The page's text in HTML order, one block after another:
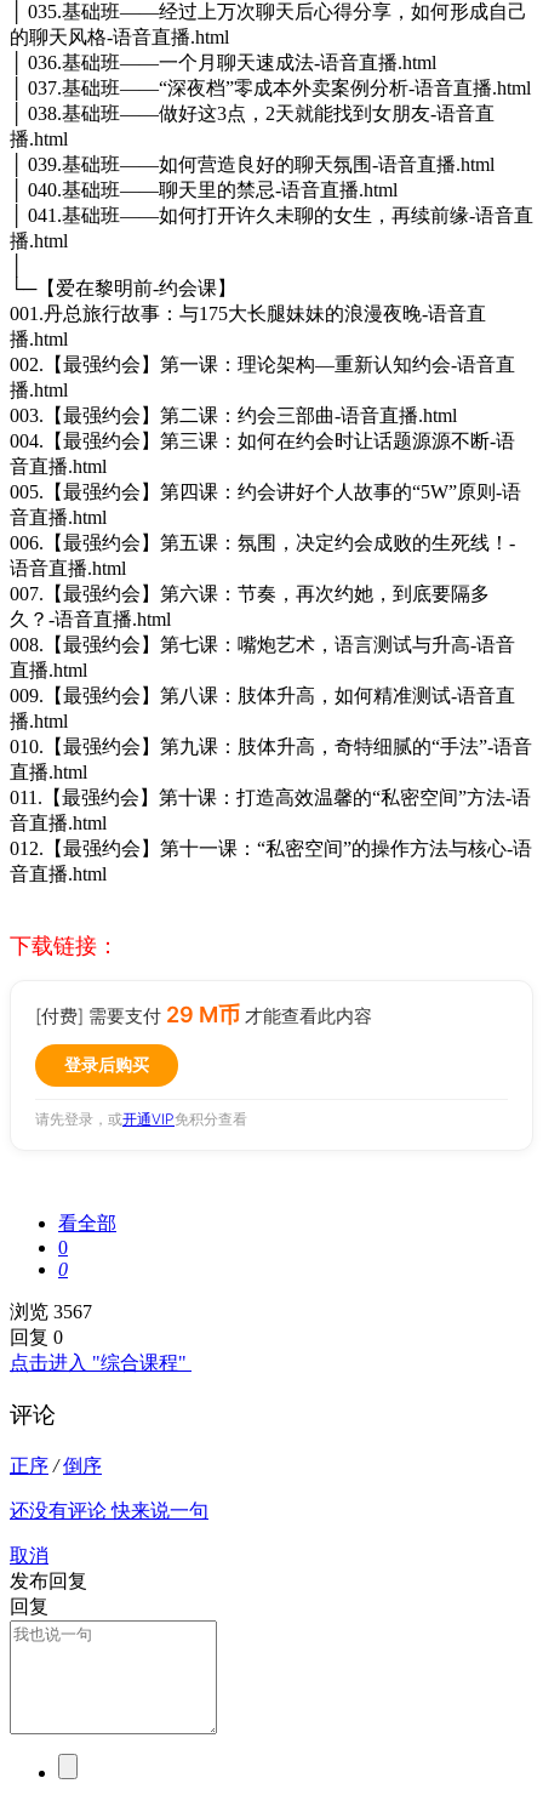
│ 035.基础班——经过上万次聊天后心得分享，如何形成自己
的聊天风格-语音直播.html
│ 036.基础班——一个月聊天速成法-语音直播.html
│ 037.基础班——“深夜档”零成本外卖案例分析-语音直播.html
│ 038.基础班——做好这3点，2天就能找到女朋友-语音直
播.html
│ 039.基础班——如何营造良好的聊天氛围-语音直播.html
│ 040.基础班——聊天里的禁忌-语音直播.html
│ 041.基础班——如何打开许久未聊的女生，再续前缘-语音直
播.html
└─【爱在黎明前-约会课】
001.丹总旅行故事：与175大长腿妹妹的浪漫夜晚-语音直
播.html
002.【最强约会】第一课：理论架构—重新认知约会-语音直
播.html
003.【最强约会】第二课：约会三部曲-语音直播.html
004.【最强约会】第三课：如何在约会时让话题源源不断-语
音直播.html
005.【最强约会】第四课：约会讲好个人故事的“5W”原则-语
音直播.html
006.【最强约会】第五课：氛围，决定约会成败的生死线！-
语音直播.html
007.【最强约会】第六课：节奏，再次约她，到底要隔多
久？-语音直播.html
008.【最强约会】第七课：嘴炮艺术，语言测试与升高-语音
直播.html
009.【最强约会】第八课：肢体升高，如何精准测试-语音直
播.html
010.【最强约会】第九课：肢体升高，奇特细腻的“手法”-语音
直播.html
011.【最强约会】第十课：打造高效温馨的“私密空间”方法-语
音直播.html
012.【最强约会】第十一课：“私密空间”的操作方法与核心-语
音直播.html
下载链接：
[付费] 需要支付 29 M币 才能查看此内容
登录后购买
请先登录，或开通VIP免积分查看
看全部
0
0
浏览 3567
回复 0
点击进入 "综合课程"
评论
正序 / 倒序
还没有评论 快来说一句
取消
发布回复
回复